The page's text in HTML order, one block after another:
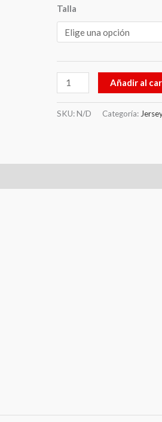
Talla
Añadir al
SKU:N/D Categoría: